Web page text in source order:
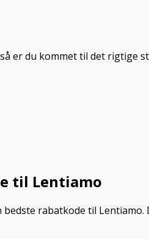
er du kommet til det rigtige
til Lentiamo
rabatkode til